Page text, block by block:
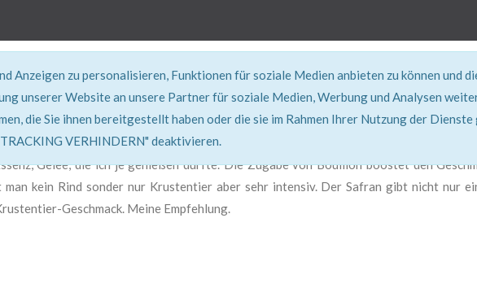
Anzeigen zu personalisieren, Funktionen für soziale Medien anbieten zu können und
unserer Website an unsere Partner für soziale Medien, Werbung und Analysen
die Sie ihnen bereitgestellt haben oder die sie im Rahmen Ihrer Nutzung der
VERHINDERN" deaktivieren.
REZEPT
Gelee, die ich je genießen durfte. Die Zugabe von Bouillon boostet den
man kein Rind sonder nur Krustentier aber sehr intensiv. Der Safran gibt nicht nur
Geschmack. Meine Empfehlung.